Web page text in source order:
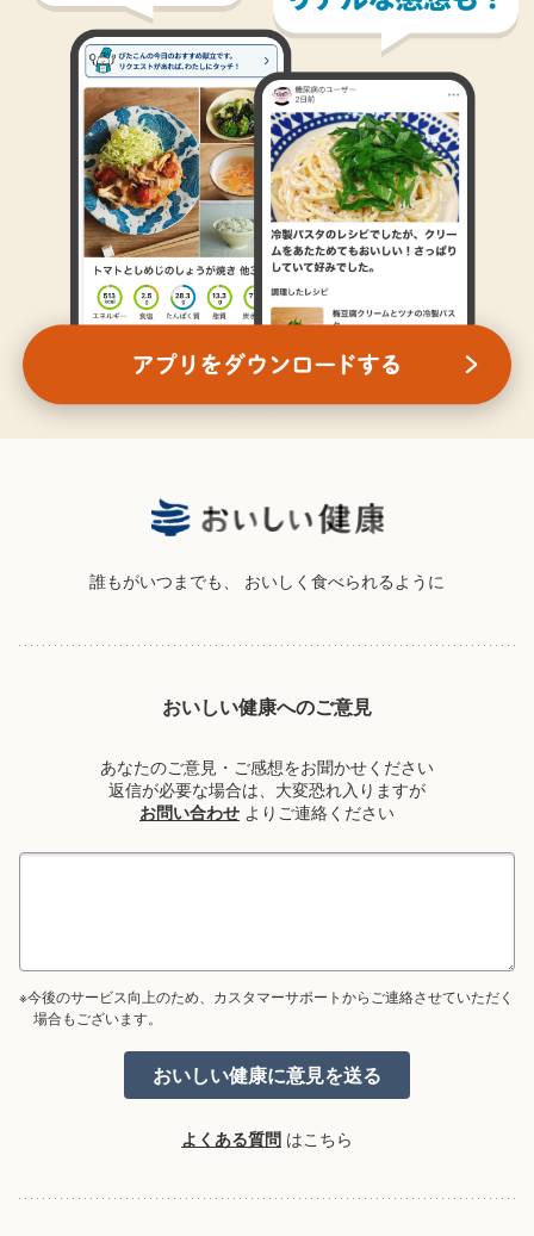
誰もがいつまでも、 おいしく食べられるように
おいしい健康へのご意見
あなたのご意見・ご感想をお聞かせください
返信が必要な場合は、大変恐れ入りますが
お問い合わせ よりご連絡ください
※今後のサービス向上のため、カスタマーサポートからご連絡させていただく
場合もございます。
よくある質問 はこちら